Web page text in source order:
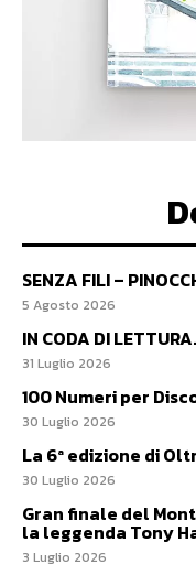
SENZA FILI –
5 Agosto 2026
IN CODA DI
31 Luglio 2026
100 Numeri per
30 Luglio 2026
La 6ª edizione di
30 Luglio 2026
Gran finale del
la leggenda Tony
3 Luglio 2026